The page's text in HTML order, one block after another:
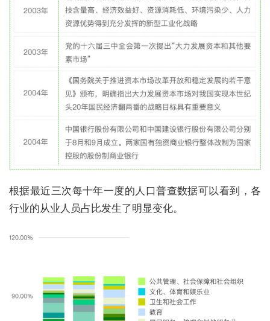
根据最近三次每十年一度的人口普查数据可以看到，各
行业的从业人员占比发生了明显变化。